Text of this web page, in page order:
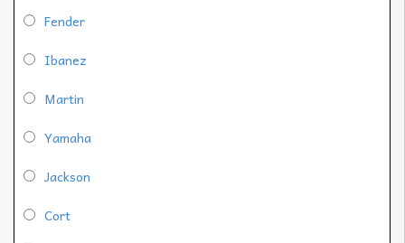
Fender
Ibanez
Martin
Yamaha
Jackson
Cort